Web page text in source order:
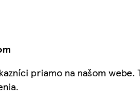
priamo na našom webe.